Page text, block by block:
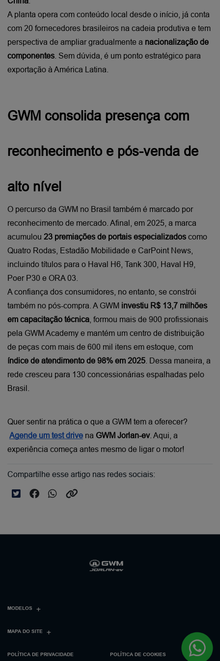
A planta opera com conteúdo local desde o início, já conta
com 20 fornecedores brasileiros na cadeia produtiva e tem
perspectiva de ampliar gradualmente a nacionalização de
componentes . Sem dúvida, é um ponto estratégico para
exportação à América Latina.
GWM consolida presença com
reconhecimento e pós-venda de
alto nível
O percurso da GWM no Brasil também é marcado por
reconhecimento de mercado. Afinal, em 2025, a marca
acumulou 23 premiações de portais especializados como
Quatro Rodas, Estadão Mobilidade e CarPoint News,
incluindo títulos para o Haval H6, Tank 300, Haval H9,
Poer P30 e ORA 03.
A confiança dos consumidores, no entanto, se constrói
também no pós-compra. A GWM investiu R$ 13,7 milhões
em capacitação técnica , formou mais de 900 profissionais
pela GWM Academy e mantém um centro de distribuição
índice de atendimento de 98% em 2025 . Dessa maneira, a
rede cresceu para 130 concessionárias espalhadas pelo
Brasil.
Quer sentir na prática o que a GWM tem a oferecer?
Agende um test drive na GWM Jorlan-ev. Aqui, a
experiência começa antes mesmo de ligar o motor!
Compartilhe esse artigo nas redes sociais:
MODELOS
MAPA DO SITE
POLÍTICA DE PRIVACIDADE POLÍTICA DE COOKIES